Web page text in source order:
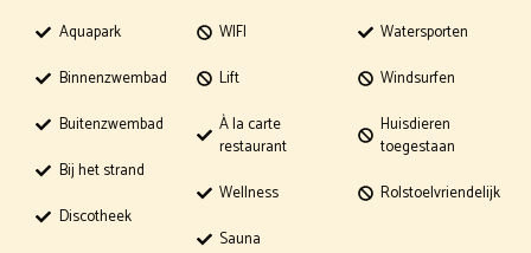
Aquapark
Binnenzwembad
Buitenzwembad
Bij het strand
Discotheek
WIFI
Lift
À la carte
restaurant
Wellness
Sauna
Watersporten
Windsurfen
Huisdieren
toegestaan
Rolstoelvriendelijk